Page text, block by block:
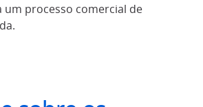
um processo comercial de